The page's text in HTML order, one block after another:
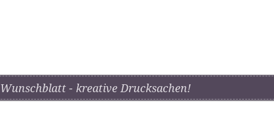
Wunschblatt - kreative Drucksachen!